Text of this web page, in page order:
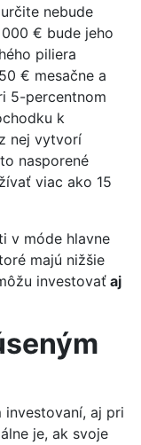
nebude
€ bude jeho
piliera
€ mesačne a
5-percentnom
k
nej vytvorí
nasporené
viac ako 15
v móde hlavne
majú nižšie
investovať aj
aj pri
je, ak svoje